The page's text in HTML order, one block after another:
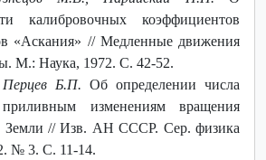
калибровочных коэффициентов
«Аскания» // Медленные движения
М.: Наука, 1972. С. 42-52.
Б.П. Об определении числа
изменениям вращения
Земли // Изв. АН СССР. Сер. физика
№ 3. С. 11-14.